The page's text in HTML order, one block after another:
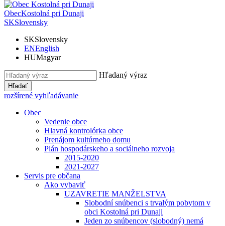
ObecKostolná pri Dunaji
SKSlovensky
SKSlovensky
ENEnglish
HUMagyar
Hľadaný výraz
Hľadať
rozšírené vyhľadávanie
Obec
Vedenie obce
Hlavná kontrolórka obce
Prenájom kultúrneho domu
Plán hospodárskeho a sociálneho rozvoja
2015-2020
2021-2027
Servis pre občana
Ako vybaviť
UZAVRETIE MANŽELSTVA
Slobodní snúbenci s trvalým pobytom v
obci Kostolná pri Dunaji
Jeden zo snúbencov (slobodný) nemá